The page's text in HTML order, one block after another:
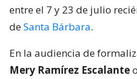
entre el 7 y 23 de julio
deSanta Bárbara.
En la audiencia de
Mery Ramírez Escalante